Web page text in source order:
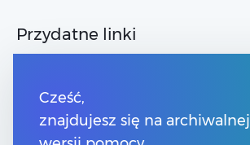
Przydatne linki
Strony dla Klientów
Strony dla Partnerów
Pomoc Comarch ERP XT
Cześć,
znajdujesz się na archiwalnej